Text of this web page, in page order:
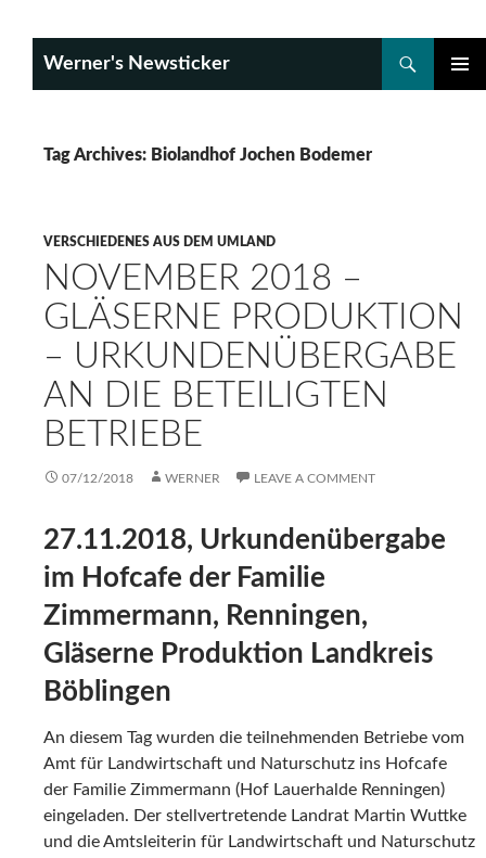
Werner's Newsticker
Tag Archives: Biolandhof Jochen Bodemer
VERSCHIEDENES AUS DEM UMLAND
NOVEMBER 2018 –
GLÄSERNE PRODUKTION
– URKUNDENÜBERGABE
AN DIE BETEILIGTEN
BETRIEBE
07/12/2018 WERNER LEAVE A COMMENT
27.11.2018, Urkundenübergabe
im Hofcafe der Familie
Zimmermann, Renningen,
Gläserne Produktion Landkreis
Böblingen
An diesem Tag wurden die teilnehmenden Betriebe vom
Amt für Landwirtschaft und Naturschutz ins Hofcafe
der Familie Zimmermann (Hof Lauerhalde Renningen)
eingeladen. Der stellvertretende Landrat Martin Wuttke
und die Amtsleiterin für Landwirtschaft und Naturschutz